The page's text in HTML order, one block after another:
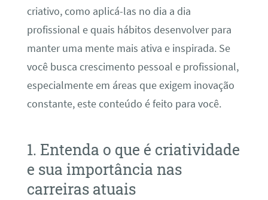
criativo, como aplicá-las no dia a dia
profissional e quais hábitos desenvolver para
manter uma mente mais ativa e inspirada. Se
você busca crescimento pessoal e profissional,
especialmente em áreas que exigem inovação
constante, este conteúdo é feito para você.
1. Entenda o que é criatividade
e sua importância nas
carreiras atuais